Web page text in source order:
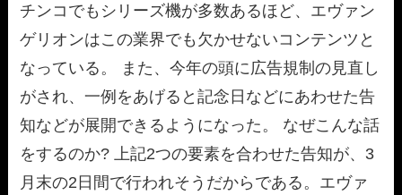
チンコでもシリーズ機が多数あるほど、エヴァン
ゲリオンはこの業界でも欠かせないコンテンツと
なっている。 また、今年の頭に広告規制の見直し
がされ、一例をあげると記念日などにあわせた告
知などが展開できるようになった。 なぜこんな話
をするのか? 上記2つの要素を合わせた告知が、3
月末の2日間で行われそうだからである。エヴァ